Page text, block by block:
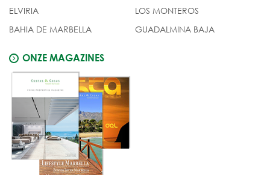
ELVIRIA
BAHIA DE MARBELLA
LOS MONTEROS
GUADALMINA BAJA
ONZE MAGAZINES